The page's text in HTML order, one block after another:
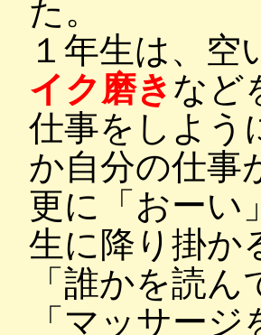
た。
１年生は、
イク磨き など
仕事をしよう
か自分の仕事
更に「おーい
生に降り掛か
「誰かを読
「マッサー